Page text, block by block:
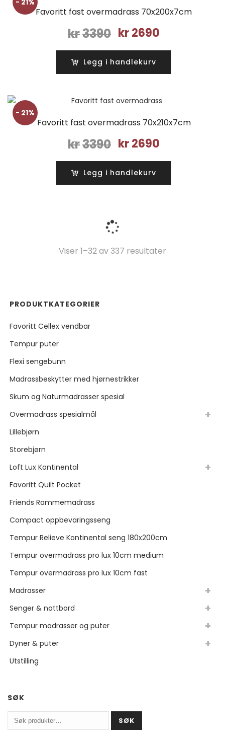
- 21%
Favoritt fast overmadrass 70x200x7cm
kr3390 Opprinnelig
var:
kr3390.
kr2690
kr2690.
Legg i handlekurv
- 21%
Favoritt fast overmadrass 70x210x7cm
kr3390 Opprinnelig
var:
kr3390.
kr2690
kr2690.
Legg i handlekurv
Viser 1–32 av 337 resultater
PRODUKTKATEGORIER
Favoritt Cellex vendbar
Tempur puter
Flexi sengebunn
Madrassbeskytter med hjørnestrikker
Skum og Naturmadrasser spesial
Overmadrass spesialmål
Lillebjørn
Storebjørn
Loft Lux Kontinental
Favoritt Quilt Pocket
Friends Rammemadrass
Compact oppbevaringsseng
Tempur Relieve Kontinental seng 180x200cm
Tempur overmadrass pro lux 10cm medium
Tempur overmadrass pro lux 10cm fast
Madrasser
Senger & nattbord
Tempur madrasser og puter
Dyner & puter
Utstilling
SØK
Søk
etter:
SØK